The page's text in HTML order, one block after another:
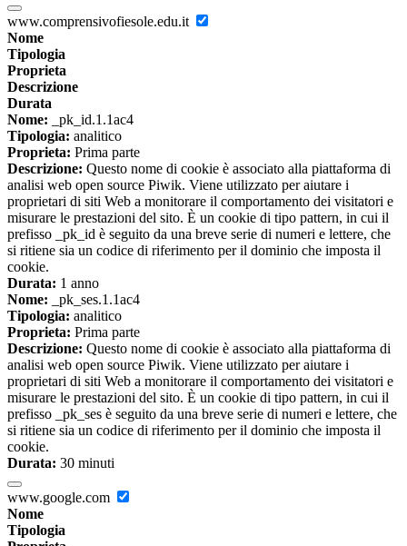
www.comprensivofiesole.edu.it
Nome
Tipologia
Proprieta
Descrizione
Durata
Nome: _pk_id.1.1ac4
Tipologia: analitico
Proprieta: Prima parte
Descrizione: Questo nome di cookie è associato alla piattaforma di
analisi web open source Piwik. Viene utilizzato per aiutare i
proprietari di siti Web a monitorare il comportamento dei visitatori e
misurare le prestazioni del sito. È un cookie di tipo pattern, in cui il
prefisso _pk_id è seguito da una breve serie di numeri e lettere, che
si ritiene sia un codice di riferimento per il dominio che imposta il
cookie.
Durata: 1 anno
Nome: _pk_ses.1.1ac4
Tipologia: analitico
Proprieta: Prima parte
Descrizione: Questo nome di cookie è associato alla piattaforma di
analisi web open source Piwik. Viene utilizzato per aiutare i
proprietari di siti Web a monitorare il comportamento dei visitatori e
misurare le prestazioni del sito. È un cookie di tipo pattern, in cui il
prefisso _pk_ses è seguito da una breve serie di numeri e lettere, che
si ritiene sia un codice di riferimento per il dominio che imposta il
cookie.
Durata: 30 minuti
www.google.com
Nome
Tipologia